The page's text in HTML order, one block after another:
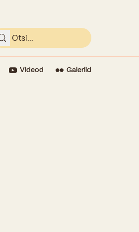
Videod Galeriid